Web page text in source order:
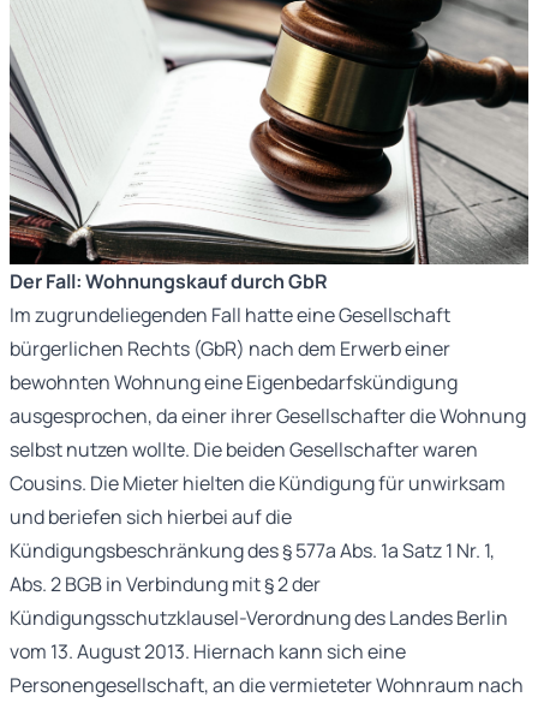
Der Fall: Wohnungskauf durch GbR
Im zugrundeliegenden Fall hatte eine Gesellschaft
bürgerlichen Rechts (GbR) nach dem Erwerb einer
bewohnten Wohnung eine Eigenbedarfskündigung
ausgesprochen, da einer ihrer Gesellschafter die Wohnung
selbst nutzen wollte. Die beiden Gesellschafter waren
Cousins. Die Mieter hielten die Kündigung für unwirksam
und beriefen sich hierbei auf die
Kündigungsbeschränkung des § 577a Abs. 1a Satz 1 Nr. 1,
Abs. 2 BGB in Verbindung mit § 2 der
Kündigungsschutzklausel-Verordnung des Landes Berlin
vom 13. August 2013. Hiernach kann sich eine
Personengesellschaft, an die vermieteter Wohnraum nach